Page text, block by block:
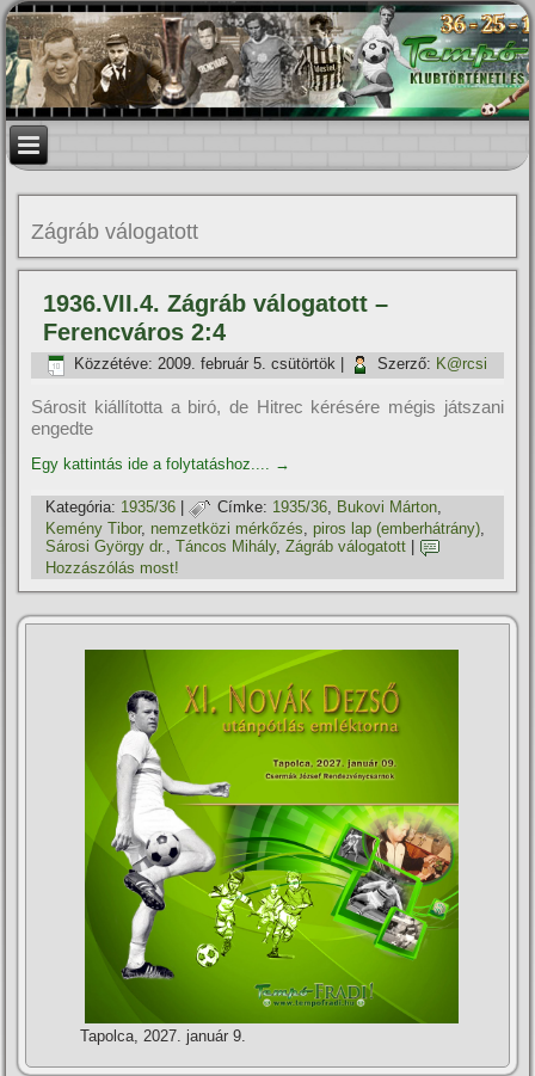
Zágráb válogatott
1936.VII.4. Zágráb válogatott –
Ferencváros 2:4
Közzétéve: 2009. február 5. csütörtök Szerző: K@rcsi
Sárosit kiállította a biró, de Hitrec kérésére mégis játszani
engedte
Egy kattintás ide a folytatáshoz.... →
Kategória: 1935/36 | Címke: 1935/36, Bukovi Márton,
Kemény Tibor, nemzetközi mérkőzés,piros lap (emberhátrány),
Sárosi György dr.,Táncos Mihály,Zágráb válogatott
Hozzászólás most!
Tapolca, 2027. január 9.